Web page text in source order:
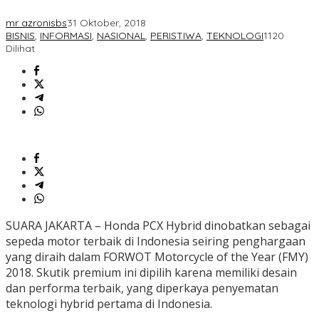
mr azronisbs31 Oktober, 2018
BISNIS, INFORMASI, NASIONAL, PERISTIWA, TEKNOLOGI1120
Dilihat
SUARA JAKARTA – Honda PCX Hybrid dinobatkan sebagai
sepeda motor terbaik di Indonesia seiring penghargaan
yang diraih dalam FORWOT Motorcycle of the Year (FMY)
2018. Skutik premium ini dipilih karena memiliki desain
dan performa terbaik, yang diperkaya penyematan
teknologi hybrid pertama di Indonesia.